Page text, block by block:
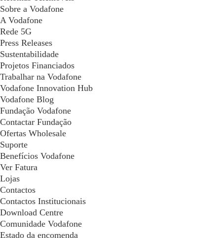
Sobre a Vodafone
A Vodafone
Rede 5G
Press Releases
Sustentabilidade
Projetos Financiados
Trabalhar na Vodafone
Vodafone Innovation Hub
Vodafone Blog
Fundação Vodafone
Contactar Fundação
Ofertas Wholesale
Suporte
Benefícios Vodafone
Ver Fatura
Lojas
Contactos
Contactos Institucionais
Download Centre
Comunidade Vodafone
Estado da encomenda